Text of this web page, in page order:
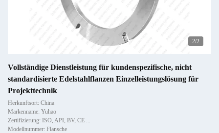
2/2
Vollständige Dienstleistung für kundenspezifische, nicht
standardisierte Edelstahlflanzen Einzelleistungslösung für
Projekttechnik
Herkunftsort: China
Markenname: Yuhao
Zertifizierung: ISO, API, BV, CE ...
Modellnummer: Flansche